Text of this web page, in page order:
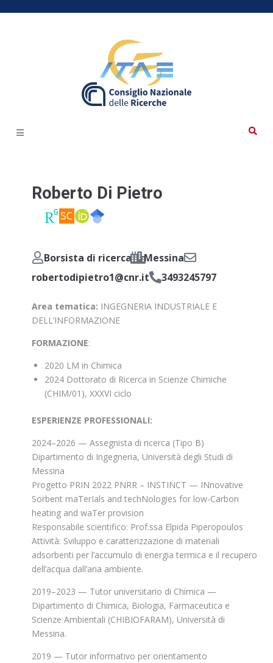
Roberto Di Pietro
Borsista di ricerca
Messina
robertodipietro1@cnr.it
3493245797
Area tematica: INGEGNERIA INDUSTRIALE E
DELL’INFORMAZIONE
FORMAZIONE:
2020 LM in Chimica
2024 Dottorato di Ricerca in Scienze Chimiche
(CHIM/01), XXXVI ciclo
ESPERIENZE PROFESSIONALI:
2024–2026 — Assegnista di ricerca (Tipo B)
Dipartimento di Ingegneria, Università degli Studi di
Messina
Progetto PRIN 2022 PNRR – INSTINCT — INnovative
Sorbent maTerIals and techNologies for low-Carbon
heating and waTer provision
Responsabile scientifico: Prof.ssa Elpida Piperopoulos
Attività: Sviluppo e caratterizzazione di materiali
adsorbenti per l’accumulo di energia termica e il recupero
dell’acqua dall’aria ambiente.
2019–2023 — Tutor universitario di Chimica —
Dipartimento di Chimica, Biologia, Farmaceutica e
Scienze Ambientali (CHIBIOFARAM), Università di
Messina.
2019 — Tutor informativo per orientamento